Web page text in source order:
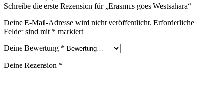
Schreibe die erste Rezension für „Erasmus goes Westsahara“
Deine E-Mail-Adresse wird nicht veröffentlicht. Erforderliche
Felder sind mit * markiert
Deine Bewertung *
Deine Rezension *